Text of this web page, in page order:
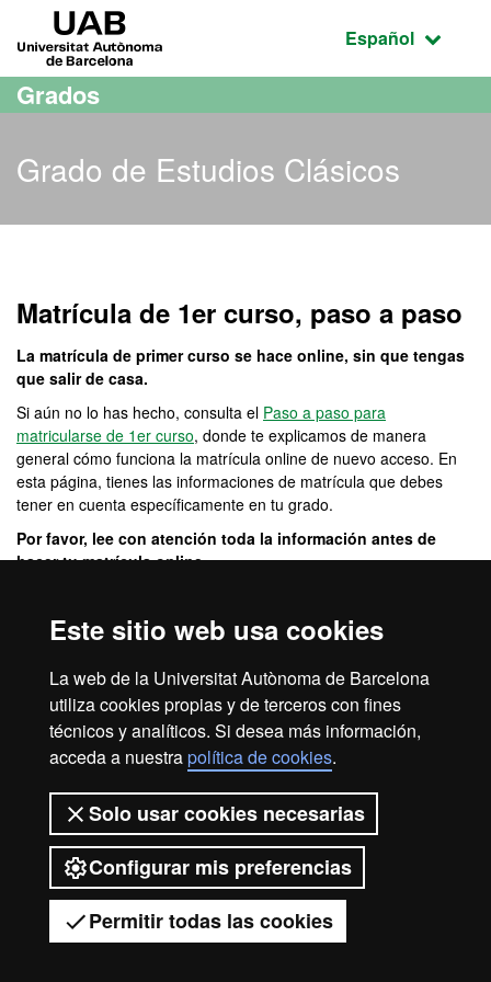
Este sitio web usa cookies
La web de la Universitat Autònoma de Barcelona
utiliza cookies propias y de terceros con fines
técnicos y analíticos. Si desea más información,
acceda a nuestrapolítica de cookies.
Solo usar cookies necesarias
Configurar mis preferencias
Permitir todas las cookies
Acceso al contenido principal
Acceso a la navegación de la página
Idioma
Español
Grados
Grado de Estudios Clásicos
Tienes dudas?
Matrícula de 1er curso, paso a paso
La matrícula de primer curso se hace online, sin que tengas
que salir de casa.
Si aún no lo has hecho, consulta el Paso a paso para
matricularse de 1er curso, donde te explicamos de manera
general cómo funciona la matrícula online de nuevo acceso. En
esta página, tienes las informaciones de matrícula que debes
tener en cuenta específicamente en tu grado.
Por favor, lee con atención toda la información antes de
hacer tu matrícula online.
Sesión informativa de matrícula
A partir del curso 2018-2019 estos estudios no ofrecen nuevas
plazas de acceso a primero
Accesibilidad web
Mapa del web UAB
2026 Universitat Autònoma de
Barcelona